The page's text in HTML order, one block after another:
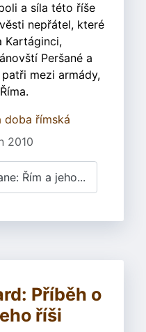
a síla této říše
nepřátel, které
Kartáginci,
Peršané a
mezi armády,
doba římská
2010
Řím a jeho...
Příběh o
říši